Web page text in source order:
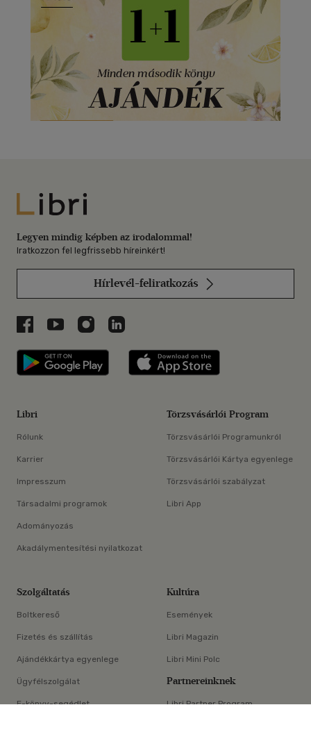
×
Libri
Legyen mindig képben az irodalommal!
Iratkozzon fel legfrissebb híreinkért!
Hírlevél-feliratkozás
Libri a Facebookon
Libri a Youtube-on
Libri az Instagramon
Libri a LinkedInen
Libri applikáció Szerezd meg: Google
Libri
Rólunk
Karrier
Impresszum
Társadalmi programok
Adományozás
Akadálymentesítési nyilatkozat
Törzsvásárlói Program
Törzsvásárlói Programunkról
Törzsvásárlói Kártya egyenlege
Törzsvásárlói szabályzat
Libri App
Szolgáltatás
Boltkereső
Fizetés és szállítás
Ajándékkártya egyenlege
Ügyfélszolgálat
E-könyv-segédlet
Kultúra
Események
Libri Magazin
Libri Mini Polc
Partnereinknek
Libri Partner Program